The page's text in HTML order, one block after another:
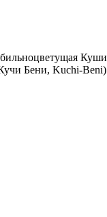
Бени, Kuchi-